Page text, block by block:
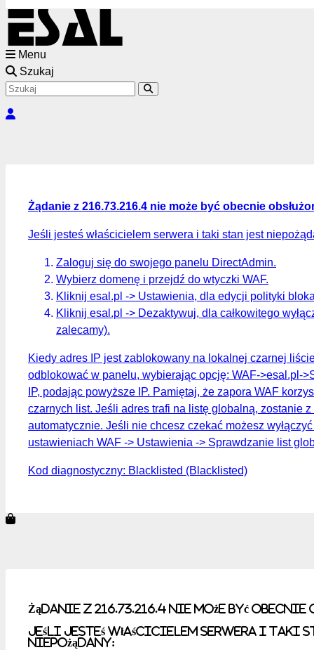
Menu
Szukaj
Żądanie z 216.73.216.4 nie może być obecnie
Jeśli jesteś właścicielem serwera i taki stan jest
Zaloguj się do swojego panelu DirectAdmin.
Wybierz domenę i przejdź do wtyczki WAF.
Kliknij esal.pl -> Ustawienia, dla edycji polityki
Kliknij esal.pl -> Dezaktywuj, dla całkowitego
zalecamy).
Kiedy adres IP jest zablokowany na lokalnej czarnej
odblokować w panelu, wybierając opcję: WAF->esal.pl-
IP, podając powyższe IP. Pamiętaj, że zapora WAF
czarnych list. Jeśli adres trafi na listę globalną, zostanie
automatycznie. Jeśli nie chcesz czekać możesz
ustawieniach WAF -> Ustawienia -> Sprawdzanie list
Kod diagnostyczny: Blacklisted (Blacklisted)
Żądanie z 216.73.216.4 nie może być obecnie
Jeśli jesteś właścicielem serwera i taki
niepożądany: